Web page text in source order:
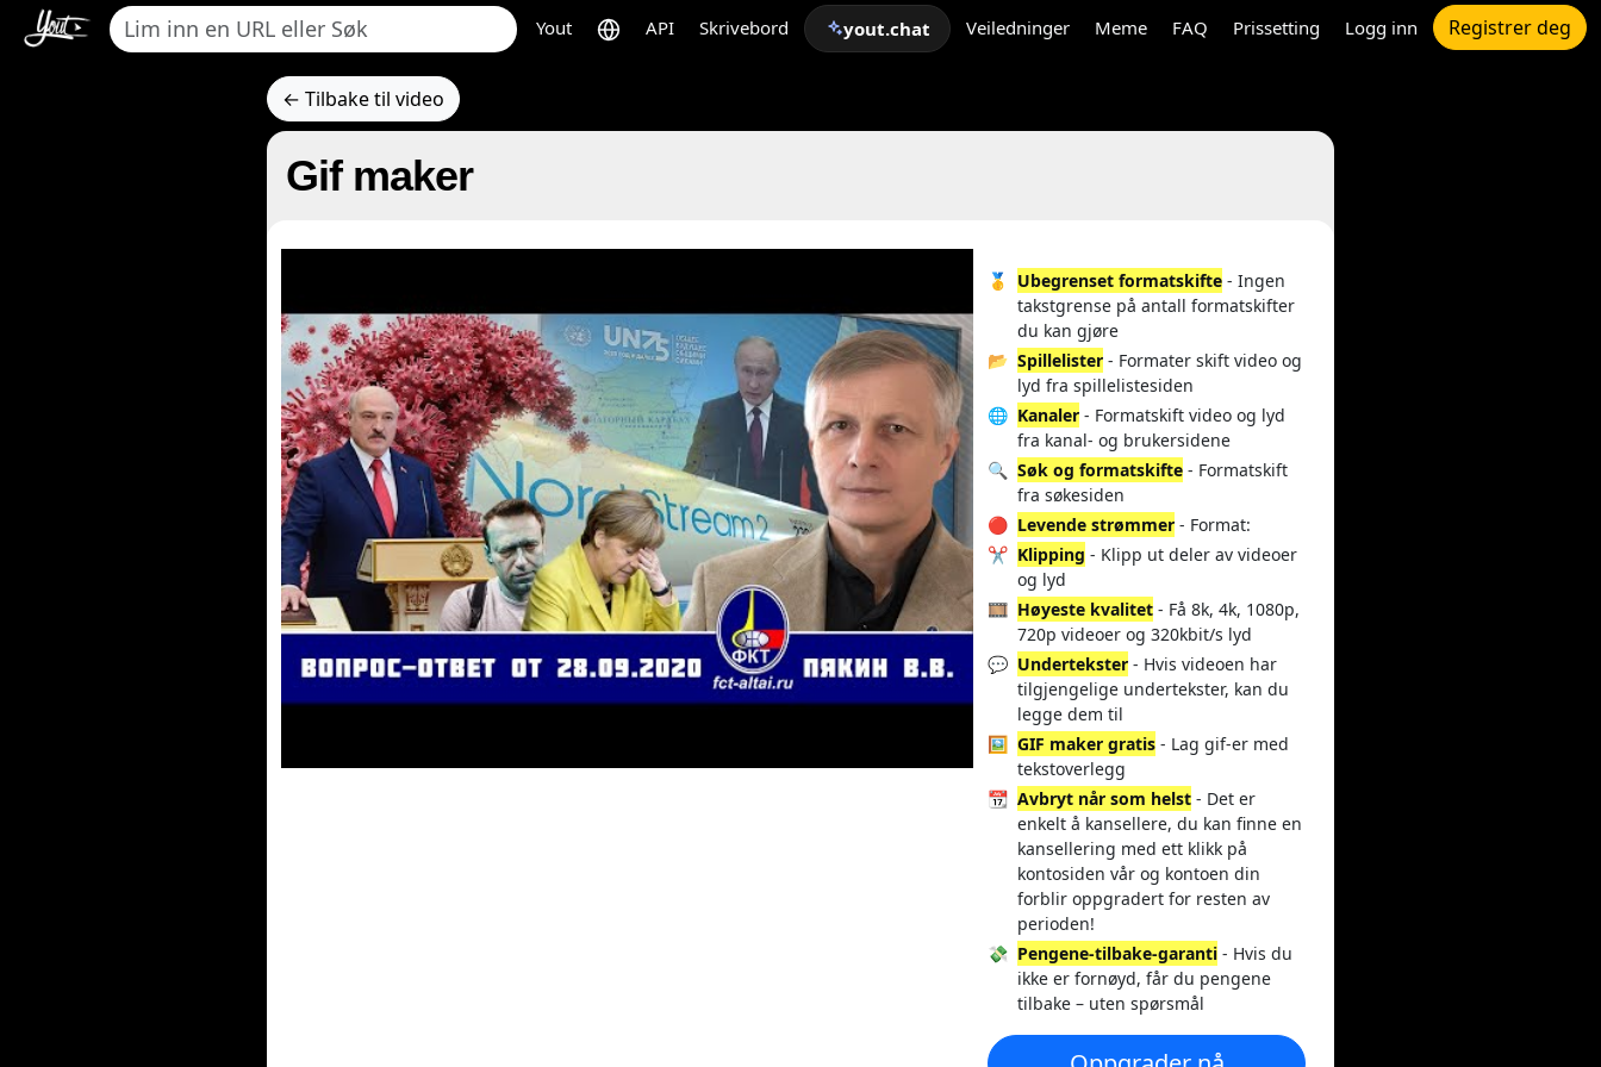
Yout API Skrivebord yout.chat Veiledninger Meme FAQ Prissetting Logg inn Registrer deg
← Tilbake til video
Gif maker
🥇 Ubegrenset formatskifte - Ingen
takstgrense på antall formatskifter
du kan gjøre
📂 Spillelister - Formater skift video og
lyd fra spillelistesiden
🌐 Kanaler - Formatskift video og lyd
fra kanal- og brukersidene
🔍 Søk og formatskifte - Formatskift
fra søkesiden
🔴 Levende strømmer - Format:
✂️ Klipping - Klipp ut deler av videoer
og lyd
🎞️ Høyeste kvalitet - Få 8k, 4k, 1080p,
720p videoer og 320kbit/s lyd
💬 Undertekster - Hvis videoen har
tilgjengelige undertekster, kan du
legge dem til
🖼️ GIF maker gratis - Lag gif-er med
tekstoverlegg
📆 Avbryt når som helst - Det er
enkelt å kansellere, du kan finne en
kansellering med ett klikk på
kontosiden vår og kontoen din
forblir oppgradert for resten av
perioden!
💸 Pengene-tilbake-garanti - Hvis du
ikke er fornøyd, får du pengene
tilbake – uten spørsmål